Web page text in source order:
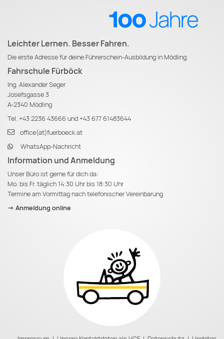
Leichter Lernen. Besser Fahren.
Die erste Adresse für deine Führerschein-Ausbildung in Mödling.
Fahrschule Fürböck
Ing. Alexander Seger
Josefsgasse 3
A-2340 Mödling
Tel. +43 2236 43666 und+43 677 61483644
office(at)fuerboeck.at
WhatsApp-Nachricht
Information und Anmeldung
Unser Büro ist gerne für dich da:
Mo. bis Fr. täglich 14:30 Uhr bis 18:30 Uhr
Termine am Vormittag nach telefonischer Vereinbarung
-> Anmeldung online